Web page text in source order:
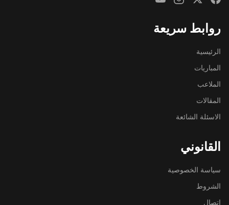
روابط سريعة
الرئيسية
المباريات
الملاعب
المقالات
الاسئلة الشائعة
القانوني
سياسة الخصوصية
الشروط
اتصال